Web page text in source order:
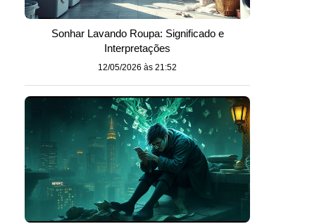
Sonhar Lavando Roupa: Significado e
Interpretações
12/05/2026 às 21:52